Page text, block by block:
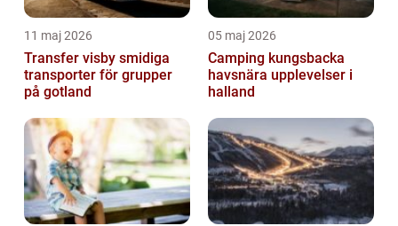
11 maj 2026
Transfer visby smidiga
transporter för grupper
på gotland
05 maj 2026
Camping kungsbacka
havsnära upplevelser i
halland